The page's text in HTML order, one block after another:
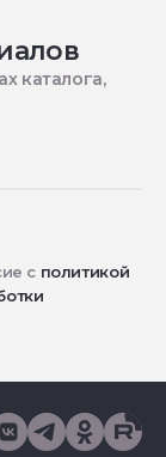
каталога,
с политикой